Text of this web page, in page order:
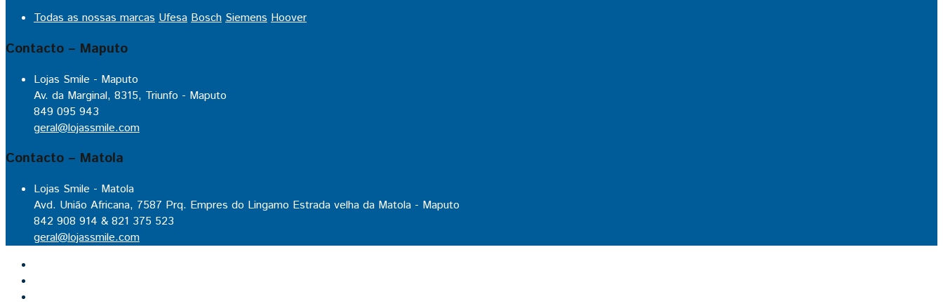
Todas as nossas marcas Ufesa Bosch Siemens Hoover
Contacto – Maputo
Lojas Smile - Maputo
Av. da Marginal, 8315, Triunfo - Maputo
849 095 943
geral@lojassmile.com
Contacto – Matola
Lojas Smile - Matola
Avd. União Africana, 7587 Prq. Empres do Lingamo Estrada velha da Matola - Maputo
842 908 914 & 821 375 523
geral@lojassmile.com